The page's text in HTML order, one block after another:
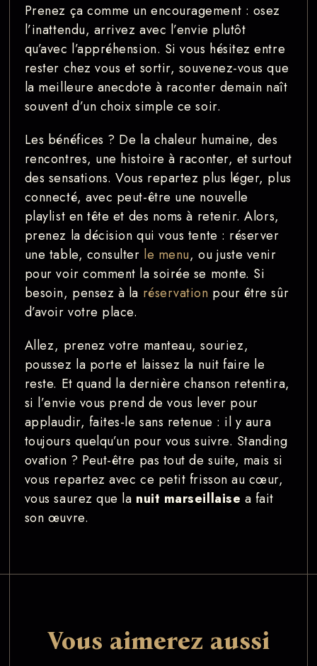
Prenez ça comme un encouragement : osez
l’inattendu, arrivez avec l’envie plutôt
qu’avec l’appréhension. Si vous hésitez entre
rester chez vous et sortir, souvenez-vous que
la meilleure anecdote à raconter demain naît
souvent d’un choix simple ce soir.
Les bénéfices ? De la chaleur humaine, des
rencontres, une histoire à raconter, et surtout
des sensations. Vous repartez plus léger, plus
connecté, avec peut-être une nouvelle
playlist en tête et des noms à retenir. Alors,
prenez la décision qui vous tente : réserver
une table, consulter le menu, ou juste venir
pour voir comment la soirée se monte. Si
besoin, pensez à la réservation pour être sûr
d’avoir votre place.
Allez, prenez votre manteau, souriez,
poussez la porte et laissez la nuit faire le
reste. Et quand la dernière chanson retentira,
si l’envie vous prend de vous lever pour
applaudir, faites-le sans retenue : il y aura
toujours quelqu’un pour vous suivre. Standing
ovation ? Peut-être pas tout de suite, mais si
vous repartez avec ce petit frisson au cœur,
vous saurez que la nuit marseillaise a fait
son œuvre.
Vous aimerez aussi